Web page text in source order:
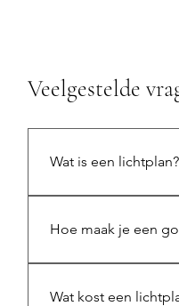
Veelgestelde
Wat is een lichtplan?
zorgt voor de juiste
Hoe maak je een
verlichting,
Wat kost een